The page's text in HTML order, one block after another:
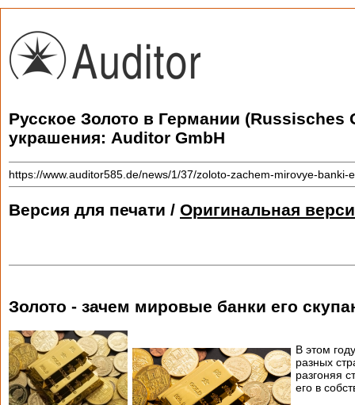
Русское Золото в Германии
украшения: Auditor GmbH
https://www.auditor585.de/news/1/37/zoloto-zachem-mirovye-banki-
Версия для печати / Оригинальная
Золото - зачем мировые банки его
В этом
разных
разгоняя
его в